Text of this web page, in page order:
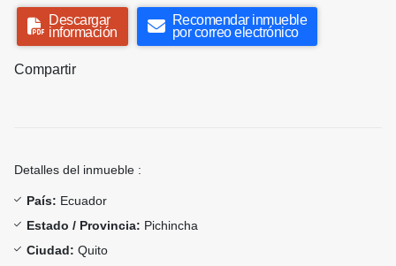
Descargar
información
Recomendar inmueble
por correo electrónico
Compartir
Detalles del inmueble :
País: Ecuador
Estado / Provincia: Pichincha
Ciudad: Quito